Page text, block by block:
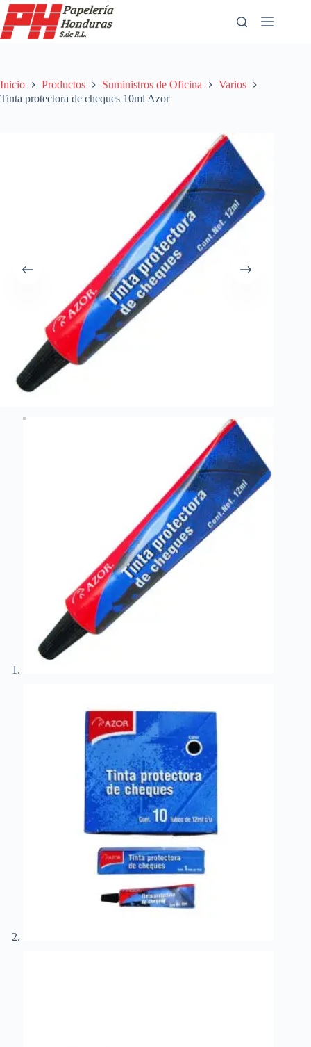
Saltar
al
contenido
Inicio Productos Suministros de Oficina
Varios
Tinta protectora de cheques 10ml Azor